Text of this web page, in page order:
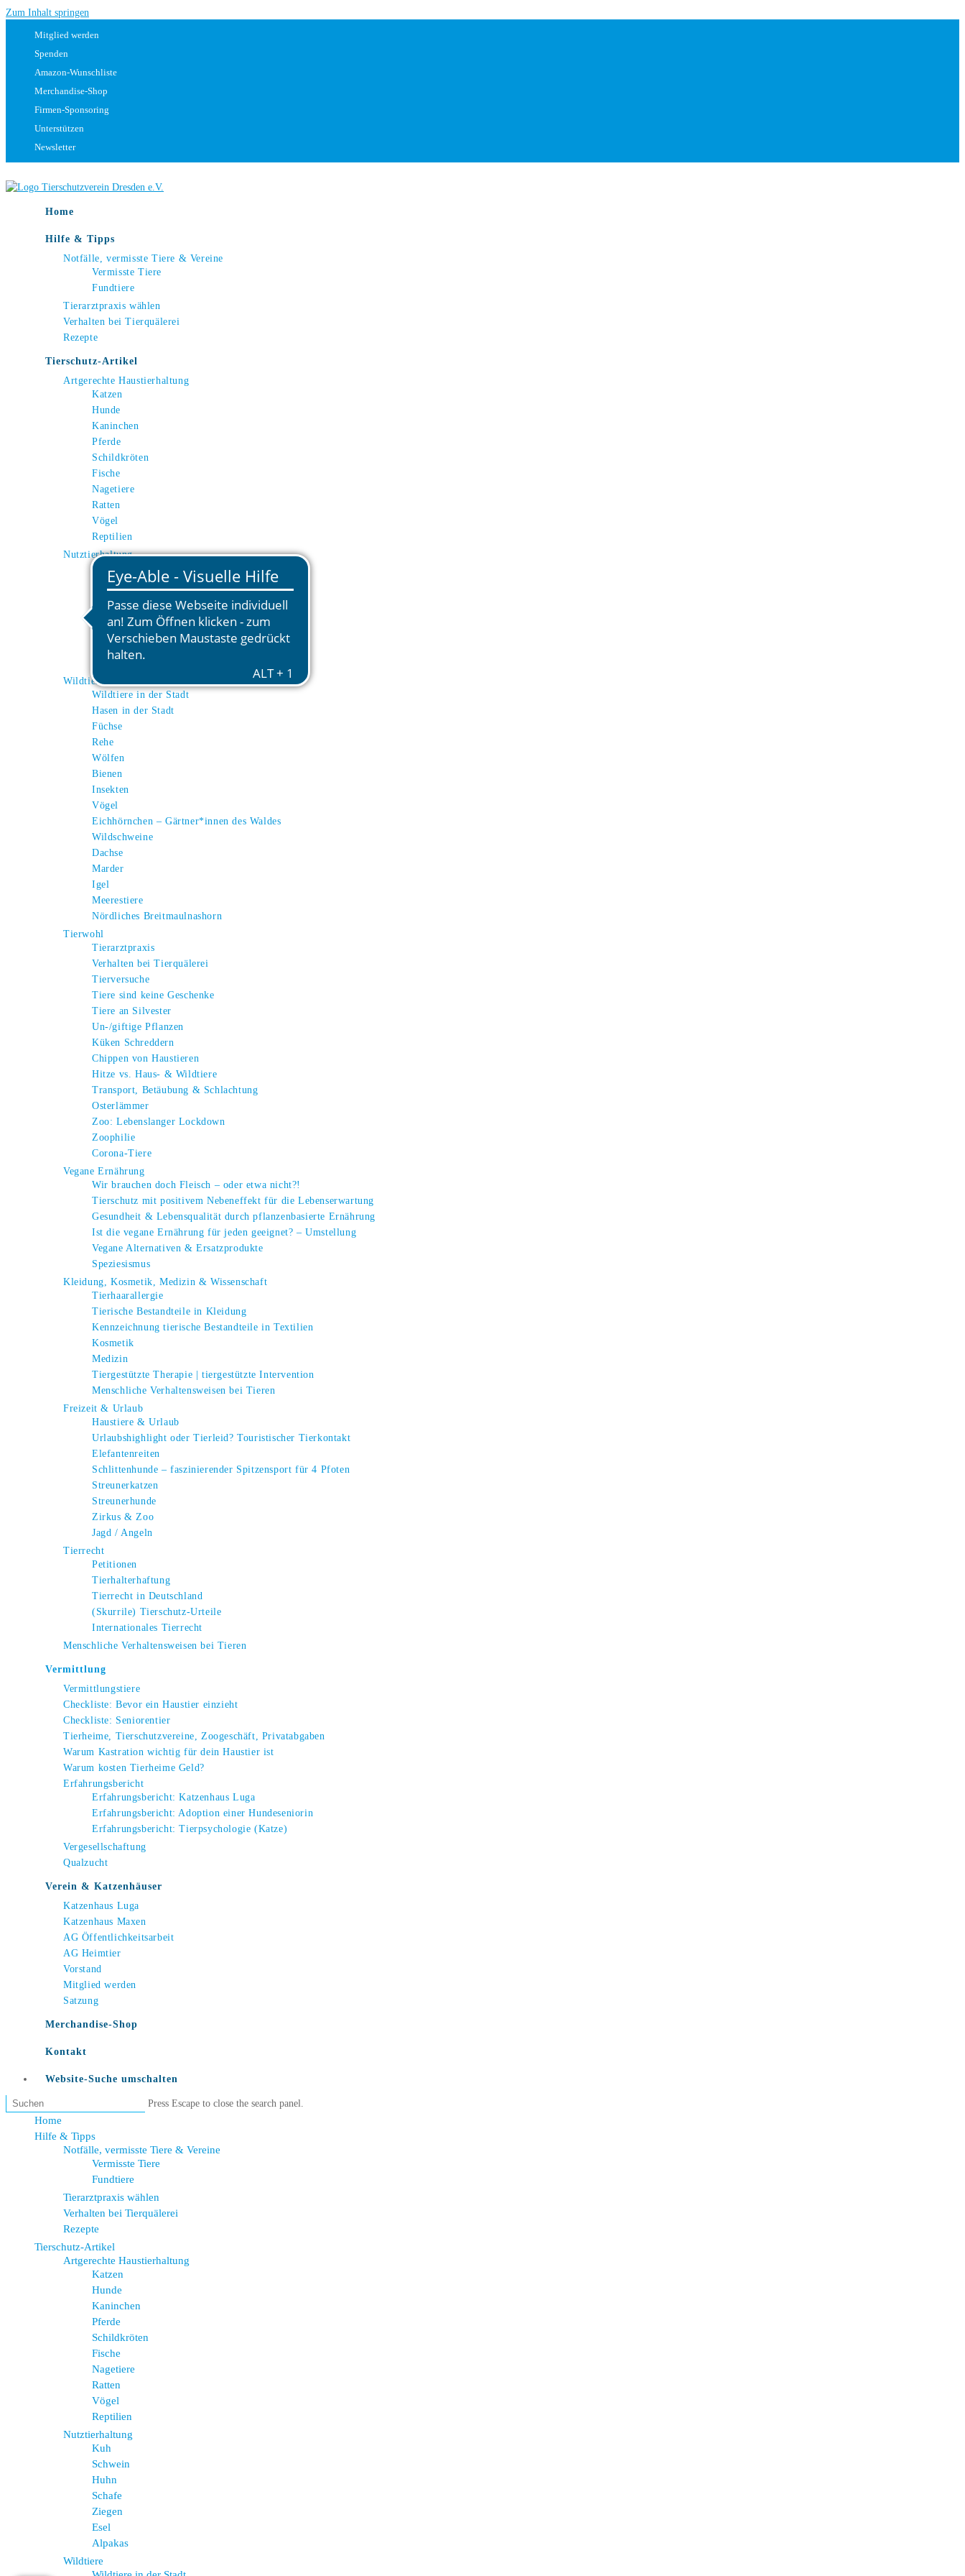
Zum Inhalt springen
Mitglied werden
Spenden
Amazon-Wunschliste
Merchandise-Shop
Firmen-Sponsoring
Unterstützen
Newsletter
Home
Hilfe & Tipps
Notfälle, vermisste Tiere & Vereine
Vermisste Tiere
Fundtiere
Tierarztpraxis wählen
Verhalten bei Tierquälerei
Rezepte
Tierschutz-Artikel
Artgerechte Haustierhaltung
Katzen
Hunde
Kaninchen
Pferde
Schildkröten
Fische
Nagetiere
Ratten
Vögel
Reptilien
Nutztierhaltung
Kuh
Schwein
Huhn
Schafe
Ziegen
Esel
Wildtiere
Wildtiere in der Stadt
Hasen in der Stadt
Füchse
Rehe
Wölfen
Bienen
Insekten
Vögel
Eichhörnchen – Gärtner*innen des Waldes
Wildschweine
Dachse
Marder
Igel
Meerestiere
Nördliches Breitmaulnashorn
Tierwohl
Tierarztpraxis
Verhalten bei Tierquälerei
Tierversuche
Tiere sind keine Geschenke
Tiere an Silvester
Un-/giftige Pflanzen
Küken Schreddern
Chippen von Haustieren
Hitze vs. Haus- & Wildtiere
Transport, Betäubung & Schlachtung
Osterlämmer
Zoo: Lebenslanger Lockdown
Zoophilie
Corona-Tiere
Vegane Ernährung
Wir brauchen doch Fleisch – oder etwa nicht?!
Tierschutz mit positivem Nebeneffekt für die Lebenserwartung
Gesundheit & Lebensqualität durch pflanzenbasierte Ernährung
Ist die vegane Ernährung für jeden geeignet? – Umstellung
Vegane Alternativen & Ersatzprodukte
Speziesismus
Kleidung, Kosmetik, Medizin & Wissenschaft
Tierhaarallergie
Tierische Bestandteile in Kleidung
Kennzeichnung tierische Bestandteile in Textilien
Kosmetik
Medizin
Tiergestützte Therapie | tiergestützte Intervention
Menschliche Verhaltensweisen bei Tieren
Freizeit & Urlaub
Haustiere & Urlaub
Urlaubshighlight oder Tierleid? Touristischer Tierkontakt
Elefantenreiten
Schlittenhunde – faszinierender Spitzensport für 4 Pfoten
Streunerkatzen
Streunerhunde
Zirkus & Zoo
Jagd / Angeln
Tierrecht
Petitionen
Tierhalterhaftung
Tierrecht in Deutschland
(Skurrile) Tierschutz-Urteile
Internationales Tierrecht
Menschliche Verhaltensweisen bei Tieren
Vermittlung
Vermittlungstiere
Checkliste: Bevor ein Haustier einzieht
Checkliste: Seniorentier
Tierheime, Tierschutzvereine, Zoogeschäft, Privatabgaben
Warum Kastration wichtig für dein Haustier ist
Warum kosten Tierheime Geld?
Erfahrungsbericht
Erfahrungsbericht: Katzenhaus Luga
Erfahrungsbericht: Adoption einer Hundeseniorin
Erfahrungsbericht: Tierpsychologie (Katze)
Vergesellschaftung
Qualzucht
Verein & Katzenhäuser
Katzenhaus Luga
Katzenhaus Maxen
AG Öffentlichkeitsarbeit
AG Heimtier
Vorstand
Mitglied werden
Satzung
Merchandise-Shop
Kontakt
Website-Suche umschalten
Press Escape to close the search panel.
Home
Hilfe & Tipps
Notfälle, vermisste Tiere & Vereine
Vermisste Tiere
Fundtiere
Tierarztpraxis wählen
Verhalten bei Tierquälerei
Rezepte
Tierschutz-Artikel
Artgerechte Haustierhaltung
Katzen
Hunde
Kaninchen
Pferde
Schildkröten
Fische
Nagetiere
Ratten
Vögel
Reptilien
Nutztierhaltung
Kuh
Schwein
Huhn
Schafe
Ziegen
Esel
Alpakas
Wildtiere